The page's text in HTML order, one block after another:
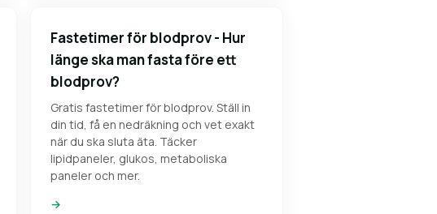
Fastetimer för blodprov - Hur
länge ska man fasta före ett
blodprov?
Gratis fastetimer för blodprov. Ställ in
din tid, få en nedräkning och vet exakt
när du ska sluta äta. Täcker
lipidpaneler, glukos, metaboliska
paneler och mer.
→